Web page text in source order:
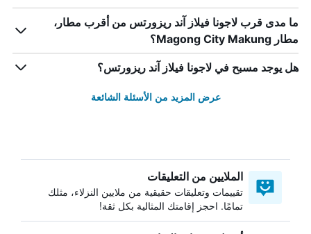
ما مدى قرب لاجونا فيلاز آند ريزورتس من أقرب مطار،
مطار Magong City Makung؟
هل يوجد مسبح في لاجونا فيلاز آند ريزورتس؟
عرض المزيد من الأسئلة الشائعة
الملايين من التعليقات
تقييمات وتعليقات حقيقية من ملايين النزلاء، مثلك
تمامًا. احجز إقامتك المثالية بكل ثقة!